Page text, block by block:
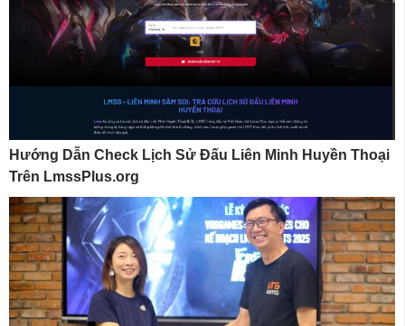
Hướng Dẫn Check Lịch Sử Đấu Liên Minh Huyền Thoại
Trên LmssPlus.org